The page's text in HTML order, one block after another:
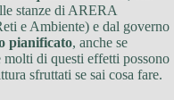
stanze di ARERA
e Ambiente) e dal governo
pianificato, anche se
di questi effetti possono
sfruttati se sai cosa fare.